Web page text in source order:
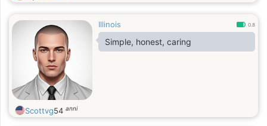
Illinois 0.8
Simple, honest, caring
Scottvg54 anni